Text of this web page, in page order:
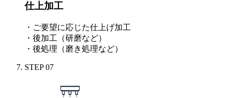
仕上加工
・ご要望に応じた仕上げ加工
・後加工（研磨など）
・後処理（磨き処理など）
STEP 07